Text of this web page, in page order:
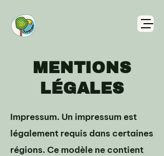
MENTIONS
LÉGALES
Impressum. Un impressum est
légalement requis dans certaines
régions. Ce modèle ne contient